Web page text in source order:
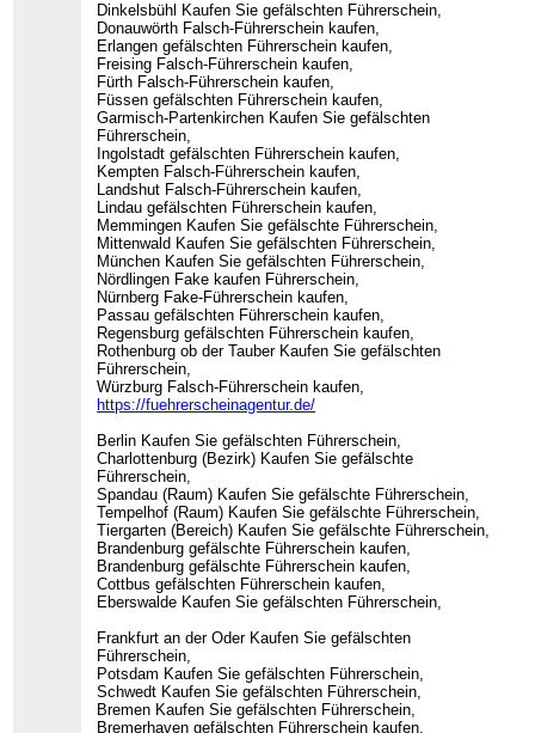
Dinkelsbühl Kaufen Sie gefälschten Führerschein,
Donauwörth Falsch-Führerschein kaufen,
Erlangen gefälschten Führerschein kaufen,
Freising Falsch-Führerschein kaufen,
Fürth Falsch-Führerschein kaufen,
Füssen gefälschten Führerschein kaufen,
Garmisch-Partenkirchen Kaufen Sie gefälschten
Führerschein,
Ingolstadt gefälschten Führerschein kaufen,
Kempten Falsch-Führerschein kaufen,
Landshut Falsch-Führerschein kaufen,
Lindau gefälschten Führerschein kaufen,
Memmingen Kaufen Sie gefälschte Führerschein,
Mittenwald Kaufen Sie gefälschten Führerschein,
München Kaufen Sie gefälschten Führerschein,
Nördlingen Fake kaufen Führerschein,
Nürnberg Fake-Führerschein kaufen,
Passau gefälschten Führerschein kaufen,
Regensburg gefälschten Führerschein kaufen,
Rothenburg ob der Tauber Kaufen Sie gefälschten
Führerschein,
Würzburg Falsch-Führerschein kaufen,
https://fuehrerscheinagentur.de/
Berlin Kaufen Sie gefälschten Führerschein,
Charlottenburg (Bezirk) Kaufen Sie gefälschte
Führerschein,
Spandau (Raum) Kaufen Sie gefälschte Führerschein,
Tempelhof (Raum) Kaufen Sie gefälschte Führerschein,
Tiergarten (Bereich) Kaufen Sie gefälschte Führerschein,
Brandenburg gefälschte Führerschein kaufen,
Brandenburg gefälschte Führerschein kaufen,
Cottbus gefälschten Führerschein kaufen,
Eberswalde Kaufen Sie gefälschten Führerschein,
Frankfurt an der Oder Kaufen Sie gefälschten
Führerschein,
Potsdam Kaufen Sie gefälschten Führerschein,
Schwedt Kaufen Sie gefälschten Führerschein,
Bremen Kaufen Sie gefälschten Führerschein,
Bremerhaven gefälschten Führerschein kaufen,